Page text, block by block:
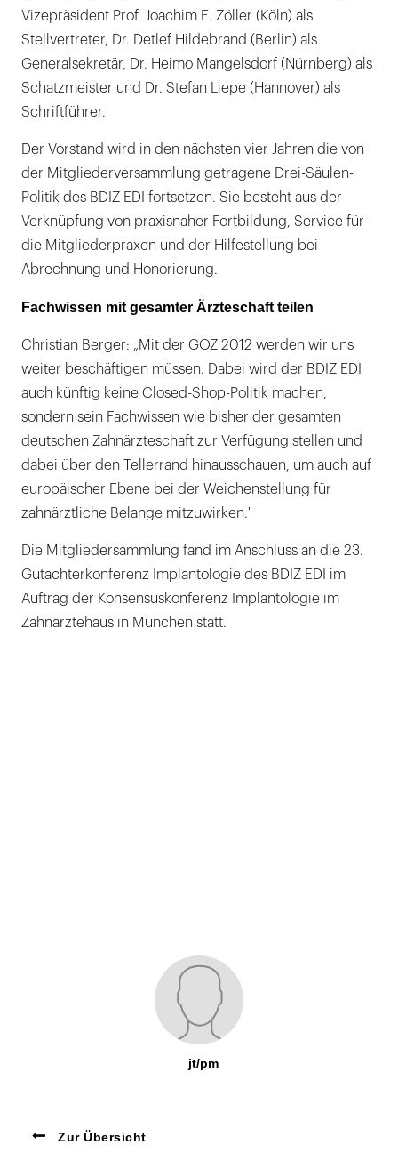
Vizepräsident Prof. Joachim E. Zöller (Köln) als
Stellvertreter, Dr. Detlef Hildebrand (Berlin) als
Generalsekretär, Dr. Heimo Mangelsdorf (Nürnberg) als
Schatzmeister und Dr. Stefan Liepe (Hannover) als
Schriftführer.
Der Vorstand wird in den nächsten vier Jahren die von
der Mitgliederversammlung getragene Drei-Säulen-
Politik des BDIZ EDI fortsetzen. Sie besteht aus der
Verknüpfung von praxisnaher Fortbildung, Service für
die Mitgliederpraxen und der Hilfestellung bei
Abrechnung und Honorierung.
Fachwissen mit gesamter Ärzteschaft teilen
Christian Berger: „Mit der GOZ 2012 werden wir uns
weiter beschäftigen müssen. Dabei wird der BDIZ EDI
auch künftig keine Closed-Shop-Politik machen,
sondern sein Fachwissen wie bisher der gesamten
deutschen Zahnärzteschaft zur Verfügung stellen und
dabei über den Tellerrand hinausschauen, um auch auf
europäischer Ebene bei der Weichenstellung für
zahnärztliche Belange mitzuwirken."
Die Mitgliedersammlung fand im Anschluss an die 23.
Gutachterkonferenz Implantologie des BDIZ EDI im
Auftrag der Konsensuskonferenz Implantologie im
Zahnärztehaus in München statt.
jt/pm
Zur Übersicht